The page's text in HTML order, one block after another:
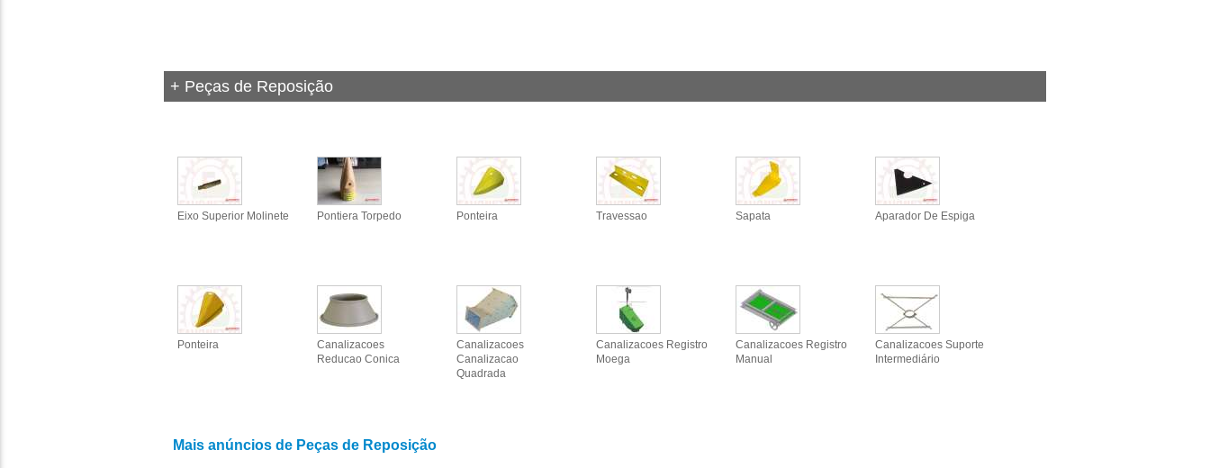
+ Peças de Reposição
Eixo Superior Molinete Pontiera Torpedo Ponteira Travessao Sapata Aparador De Espiga
Ponteira
Canalizacoes
Reducao Conica
Canalizacoes
Canalizacao
Quadrada
Canalizacoes Registro
Moega
Canalizacoes Registro
Manual
Canalizacoes Suporte
Intermediário
Mais anúncios de Peças de Reposição